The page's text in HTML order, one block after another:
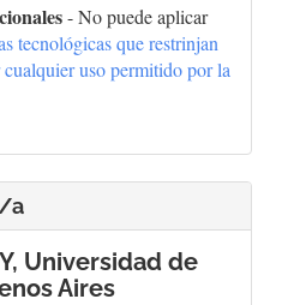
- No puede aplicar
tecnológicas que restrinjan
cualquier uso permitido por la
a
Universidad de
Aires